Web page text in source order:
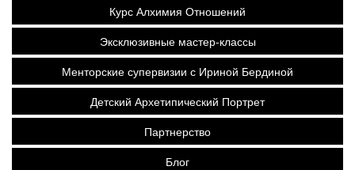
Курс Алхимия Отношений
Эксклюзивные мастер-классы
Менторские супервизии с Ириной Бердиной
Детский Архетипический Портрет
Партнерство
Блог